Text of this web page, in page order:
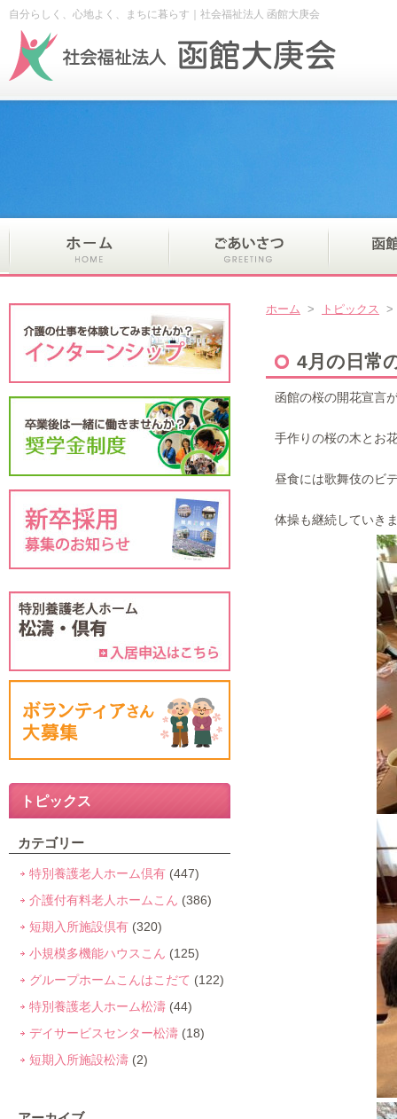
自分らしく、心地よく、まちに暮らす｜社会福祉法人 函館大庚会
ホーム > トピックス
4月の日常
函館の桜の開花宣言
手作りの桜の木とお
昼食には歌舞伎のビ
体操も継続していき
トピックス
カテゴリー
特別養護老人ホーム倶有 (447)
介護付有料老人ホームこん (386)
短期入所施設倶有 (320)
小規模多機能ハウスこん (125)
グループホームこんはこだて (122)
特別養護老人ホーム松濤 (44)
デイサービスセンター松濤 (18)
短期入所施設松濤 (2)